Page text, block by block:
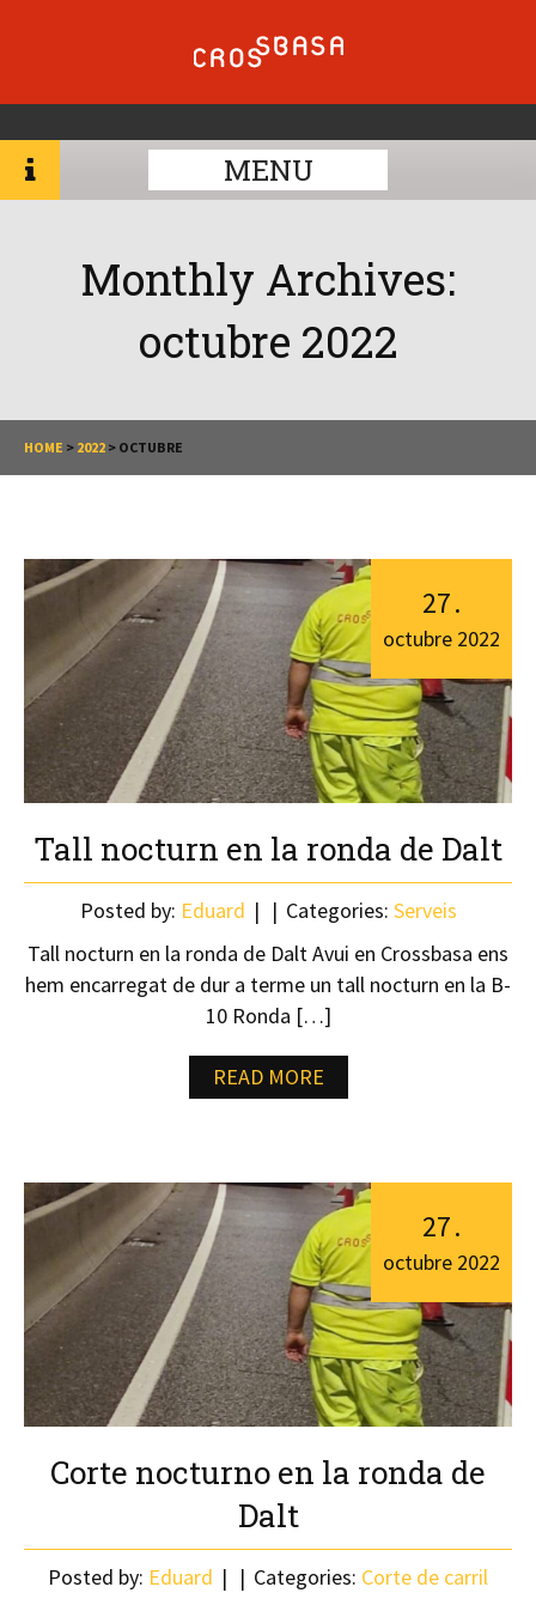
MENU
Monthly Archives:
octubre 2022
HOME > 2022 > OCTUBRE
Tall nocturn en la ronda de Dalt
27.
octubre 2022
Posted by: Eduard Categories: Serveis
Tall nocturn en la ronda de Dalt Avui en Crossbasa ens
hem encarregat de dur a terme un tall nocturn en la B-
10 Ronda […]
READ MORE
Corte nocturno en la ronda de
Dalt
27.
octubre 2022
Posted by: Eduard Categories: Corte de carril